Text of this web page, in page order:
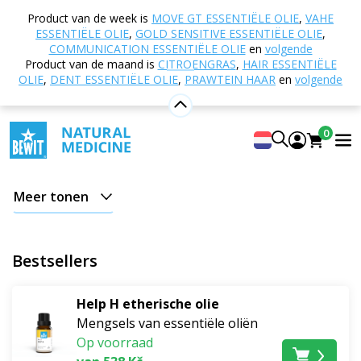
Product van de week is MOVE GT ESSENTIËLE OLIE, VAHE
ESSENTIËLE OLIE, GOLD SENSITIVE ESSENTIËLE OLIE,
COMMUNICATION ESSENTIËLE OLIEen volgende
Product van de maand is CITROENGRAS, HAIR ESSENTIËLE
OLIE, DENT ESSENTIËLE OLIE, PRAWTEIN HAAR en volgende
0
E-shop
Mogelijke ondersteuning bij
Lichaamsverzorging en zintuiglijk comfort
Hart
Harmonie
Hart Harmonie
Hartsharmonie met BEWITis een weg naar innerlijke
rust, liefde en een bewuste verbinding met jezelf en je
omgeving. Het hart is het centrum van ons wezen – de
Wanneer we leven in harmonie met het ritme van ons
energie gecreëerd. Ze helpen de geest tot rust te
brengen, het hart te openen en de subtiliteit van het
huidige moment waar te nemen. Geur, aanraking en
Meer tonen
Bestsellers
Help H etherische olie
Mengsels van essentiële oliën
Op voorraad